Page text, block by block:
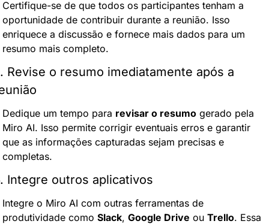
Certifique-se de que todos os participantes tenham a
oportunidade de contribuir durante a reunião. Isso
enriquece a discussão e fornece mais dados para um
resumo mais completo.
Revise o resumo imediatamente após a
Dedique um tempo para revisar o resumo gerado pela
Miro AI. Isso permite corrigir eventuais erros e garantir
que as informações capturadas sejam precisas e
completas.
Integre outros aplicativos
Integre o Miro AI com outras ferramentas de
produtividade como Slack, Google Drive ou Trello. Essa